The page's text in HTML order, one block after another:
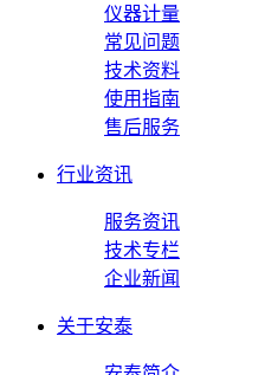
仪器计量
常见问题
技术资料
使用指南
售后服务
行业资讯
服务资讯
技术专栏
企业新闻
关于安泰